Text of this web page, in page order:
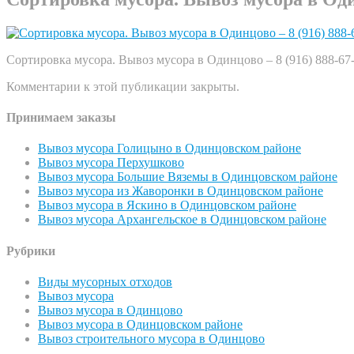
Сортировка мусора. Вывоз мусора в Одинцово – 8 (916) 888-
Комментарии к этой публикации закрыты.
Принимаем заказы
Вывоз мусора Голицыно в Одинцовском районе
Вывоз мусора Перхушково
Вывоз мусора Большие Вяземы в Одинцовском районе
Вывоз мусора из Жаворонки в Одинцовском районе
Вывоз мусора в Яскино в Одинцовском районе
Вывоз мусора Архангельское в Одинцовском районе
Рубрики
Виды мусорных отходов
Вывоз мусора
Вывоз мусора в Одинцово
Вывоз мусора в Одинцовском районе
Вывоз строительного мусора в Одинцово